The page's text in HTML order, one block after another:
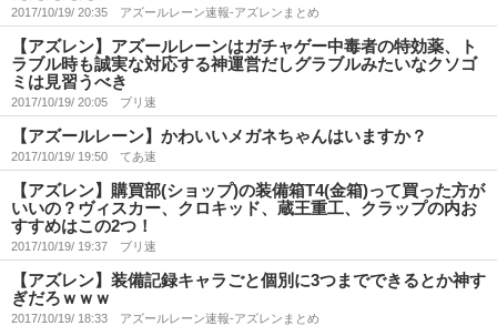
2017/10/19/ 20:35 アズールレーン速報-アズレンまとめ
【アズレン】アズールレーンはガチャゲー中毒者の特効薬、ト
ラブル時も誠実な対応する神運営だしグラブルみたいなクソゴ
ミは見習うべき
2017/10/19/ 20:05 ブリ速
【アズールレーン】かわいいメガネちゃんはいますか？
2017/10/19/ 19:50 てあ速
【アズレン】購買部(ショップ)の装備箱T4(金箱)って買った方が
いいの？ヴィスカー、クロキッド、蔵王重工、クラップの内お
すすめはこの2つ！
2017/10/19/ 19:37 ブリ速
【アズレン】装備記録キャラごと個別に3つまでできるとか神す
ぎだろｗｗｗ
2017/10/19/ 18:33 アズールレーン速報-アズレンまとめ